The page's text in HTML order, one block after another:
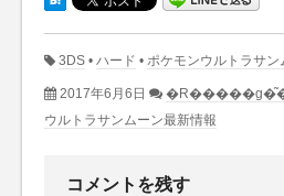
3DS • ハード • ポケモンウルトラサン
2017年6月6日
ウルトラサンムーン最新情報
コメントを残す